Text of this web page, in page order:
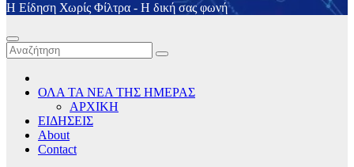
Η Είδηση Χωρίς Φίλτρα - H δική σας φωνή
ΟΛΑ ΤΑ ΝΕΑ ΤΗΣ ΗΜΕΡΑΣ
ΑΡΧΙΚΗ
ΕΙΔΗΣΕΙΣ
About
Contact